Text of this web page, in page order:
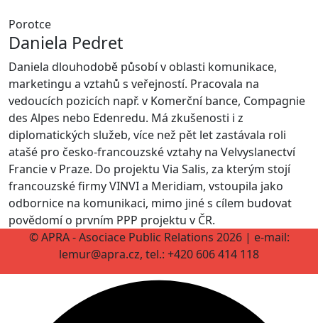
Porotce
Daniela Pedret
Daniela dlouhodobě působí v oblasti komunikace,
marketingu a vztahů s veřejností. Pracovala na
vedoucích pozicích např. v Komerční bance, Compagnie
des Alpes nebo Edenredu. Má zkušenosti i z
diplomatických služeb, více než pět let zastávala roli
atašé pro česko-francouzské vztahy na Velvyslanectví
Francie v Praze. Do projektu Via Salis, za kterým stojí
francouzské firmy VINVI a Meridiam, vstoupila jako
odbornice na komunikaci, mimo jiné s cílem budovat
povědomí o prvním PPP projektu v ČR.
© APRA - Asociace Public Relations 2026 | e-mail:
lemur@apra.cz, tel.: +420 606 414 118